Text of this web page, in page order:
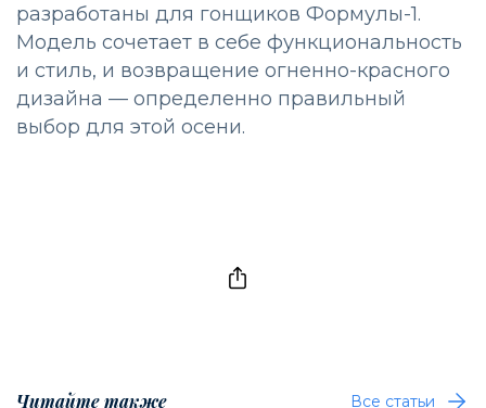
разработаны для гонщиков Формулы-1.
Модель сочетает в себе функциональность
и стиль, и возвращение огненно-красного
дизайна — определенно правильный
выбор для этой осени.
Читайте также Все статьи